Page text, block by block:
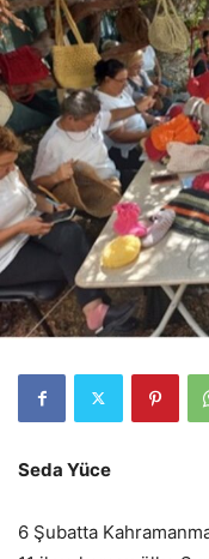
Seda Yüce
6 Şubatta